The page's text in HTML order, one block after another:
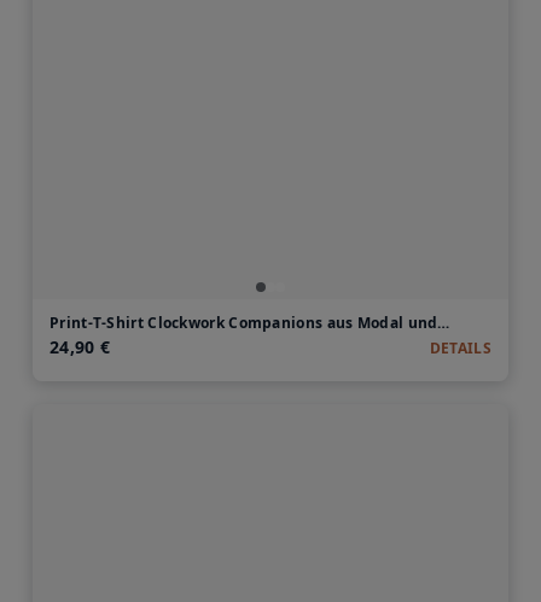
Print-T-Shirt Clockwork Companions aus Modal und Baumwolle
24,90 € DETAILS